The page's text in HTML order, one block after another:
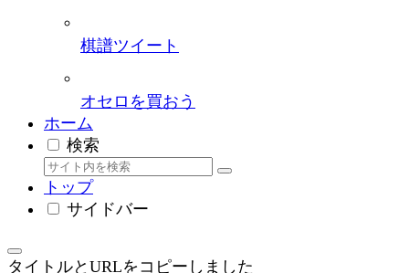
棋譜ツイート
オセロを買おう
ホーム
検索
トップ
サイドバー
タイトルとURLをコピーしました